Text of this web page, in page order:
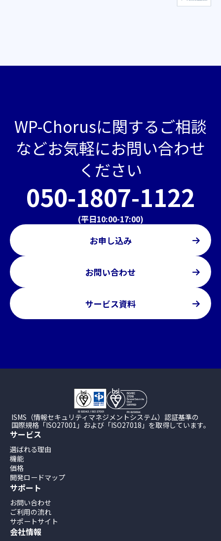
WP-Chorusに関するご相談
などお気軽にお問い合わせ
ください
050-1807-1122
(平日10:00-17:00)
お申し込み
お問い合わせ
サービス資料
ISMS（情報セキュリティマネジメントシステム）認証基準の
国際規格「ISO27001」および「ISO27018」を取得しています。
サービス
選ばれる理由
機能
価格
開発ロードマップ
サポート
お問い合わせ
ご利用の流れ
サポートサイト
会社情報